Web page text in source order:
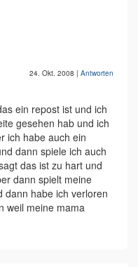
24. Okt. 2008 | Antworten
ein repost ist und ich
gesehen hab und ich
ich habe auch ein
dann spiele ich auch
das ist zu hart und
dann spielt meine
dann habe ich verloren
weil meine mama